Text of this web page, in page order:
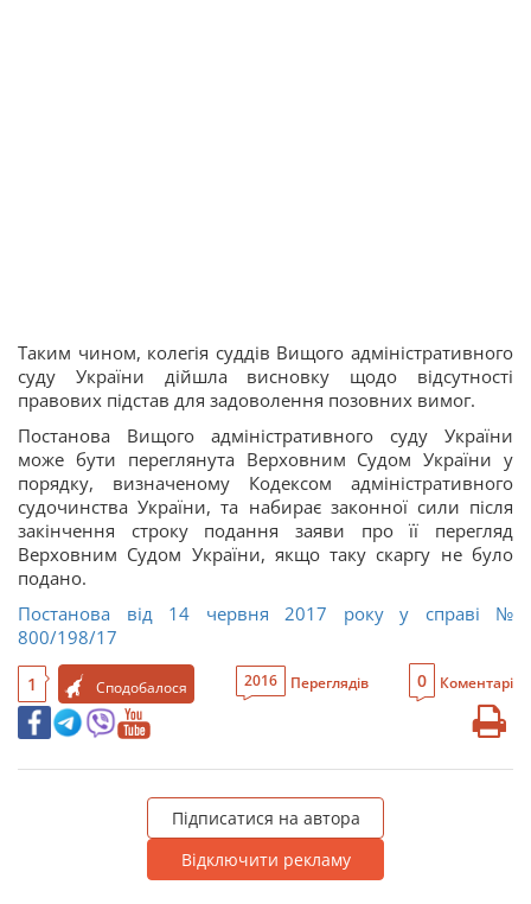
Таким чином, колегія суддів Вищого адміністративного
суду України дійшла висновку щодо відсутності
правових підстав для задоволення позовних вимог.
Постанова Вищого адміністративного суду України
може бути переглянута Верховним Судом України у
порядку, визначеному Кодексом адміністративного
судочинства України, та набирає законної сили після
закінчення строку подання заяви про її перегляд
Верховним Судом України, якщо таку скаргу не було
подано.
Постанова від 14 червня 2017 року у справі №
800/198/17
1 Сподобалося 2016 Переглядів 0 Коментарі
Підписатися на автора
Відключити рекламу